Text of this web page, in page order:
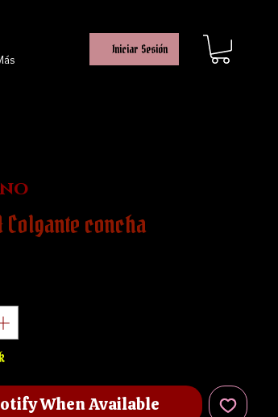
Iniciar Sesión
Colgante concha
When Available